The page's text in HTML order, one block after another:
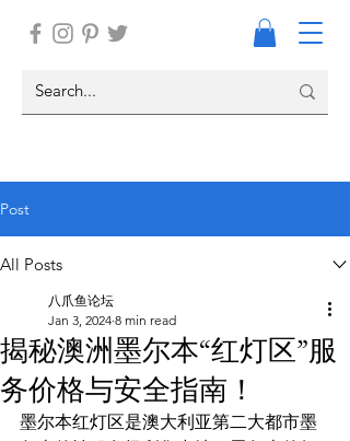
Post
All Posts
揭秘澳洲墨尔本“红灯区”服
务价格与安全指南！
八爪鱼论坛
Jan 3, 2024 8 min read
墨尔本红灯区是澳大利亚第二大都市墨